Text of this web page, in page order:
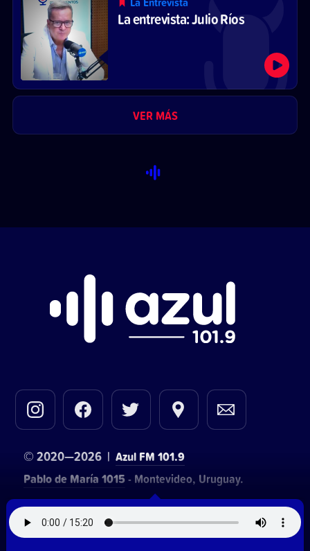
La entrevista: Julio Ríos
VER MÁS
© 2020—2026 | Azul FM 101.9
Pablo de María 1015- Montevideo, Uruguay.
Contacto comercial:Walter Lapachian• Hosting:
NetUy